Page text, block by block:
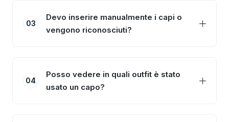
03
Devo inserire manualmente i capi o
vengono riconosciuti?
04
Posso vedere in quali outfit è stato
usato un capo?